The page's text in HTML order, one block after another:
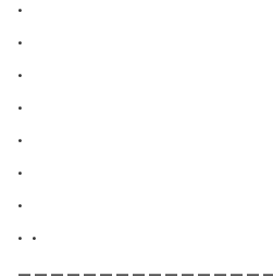
.
.
.
.
.
.
. .